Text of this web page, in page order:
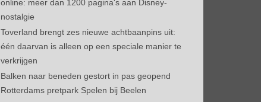
online: meer dan 1200 pagina's aan Disney-
nostalgie
Toverland brengt zes nieuwe achtbaanpins uit:
één daarvan is alleen op een speciale manier te
verkrijgen
Balken naar beneden gestort in pas geopend
Rotterdams pretpark Spelen bij Beelen